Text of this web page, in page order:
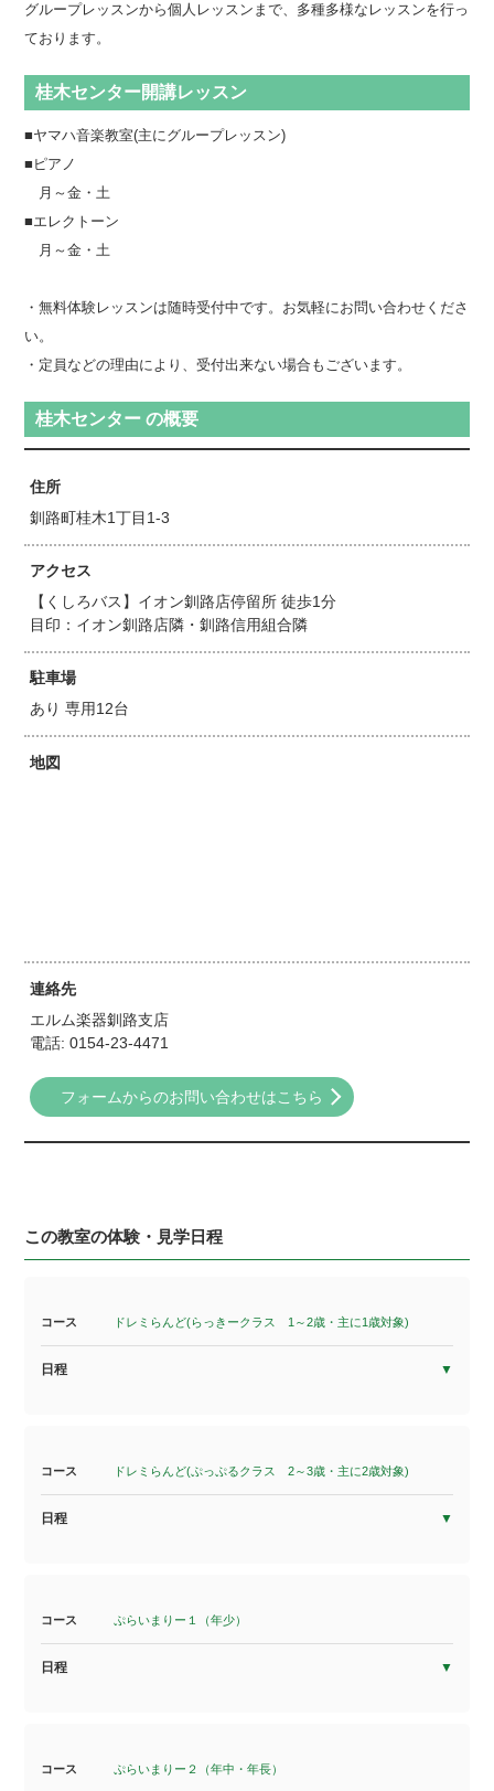
グループレッスンから個人レッスンまで、多種多様なレッスンを行っ
ております。
桂木センター開講レッスン
■ヤマハ音楽教室(主にグループレッスン)
■ピアノ
月～金・土
■エレクトーン
月～金・土
・無料体験レッスンは随時受付中です。お気軽にお問い合わせくださ
い。
・定員などの理由により、受付出来ない場合もございます。
桂木センター の概要
住所
釧路町桂木1丁目1-3
アクセス
【くしろバス】イオン釧路店停留所 徒歩1分
目印：イオン釧路店隣・釧路信用組合隣
駐車場
あり 専用12台
地図
連絡先
エルム楽器釧路支店
電話: 0154-23-4471
フォームからのお問い合わせはこちら
この教室の体験・見学日程
コース ドレミらんど(らっきークラス 1～2歳・主に1歳対象)
日程
コース ドレミらんど(ぷっぷるクラス 2～3歳・主に2歳対象)
日程
コース ぷらいまりー１（年少）
日程
コース ぷらいまりー２（年中・年長）